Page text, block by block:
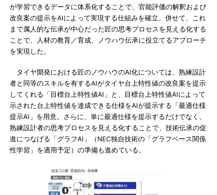
が学習できるデータに体系化することで、官能評価の解釈および
改良案の提示をAIによって実現する仕組みを確立。併せて、これ
まで属人的な伝承が中心だった匠の思考プロセスを見える化する
ことで、人材の教育／育成、ノウハウ伝承に役立てるアプローチ
を実現した。
タイヤ開発における匠のノウハウのAI化については、熟練設計
者と同等のスキルを有するAIがタイヤ台上特性値の改良案を提示
してくれる「目標台上特性値AI」と、目標台上特性値AIによって
示された台上特性値を達成できる仕様をAIが提示する「最適仕様
提示AI」を用意。さらに、単に最適仕様を提示するだけでなく、
熟練設計者の思考プロセスを見える化することで、技術伝承の促
進につなげる「グラフAI」（NEC独自技術の「グラフベース関係
性学習」を適用予定）の準備も進めている。